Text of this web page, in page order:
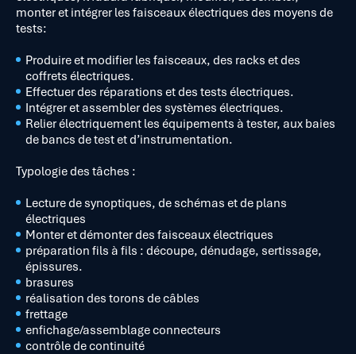
monter et intégrer les faisceaux électriques des moyens de
tests:
Produire et modifier les faisceaux, des racks et des
coffrets électriques.
Effectuer des réparations et des tests électriques.
Intégrer et assembler des systèmes électriques.
Relier électriquement les équipements à tester, aux baies
de bancs de test et d’instrumentation.
Typologie des tâches :
Lecture de synoptiques, de schémas et de plans
électriques
Monter et démonter des faisceaux électriques
préparation fils à fils : découpe, dénudage, sertissage,
épissures.
brasures
réalisation des torons de câbles
frettage
enfichage/assemblage connecteurs
contrôle de continuité